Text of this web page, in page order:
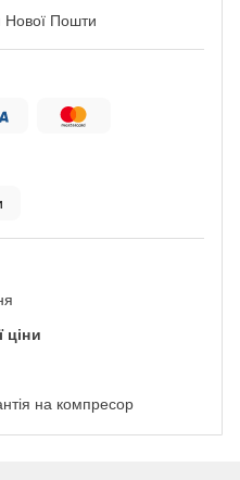
Нової Пошти
ціни
на компресор